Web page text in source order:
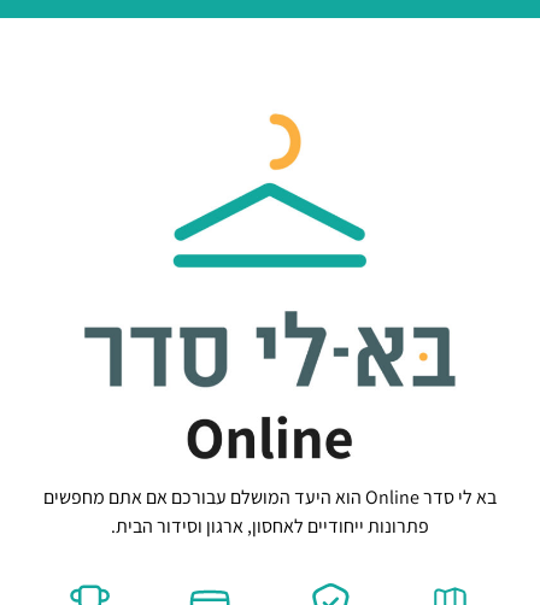
בא לי סדר Online הוא היעד המושלם עבורכם אם אתם מחפשים
פתרונות ייחודיים לאחסון, ארגון וסידור הבית.